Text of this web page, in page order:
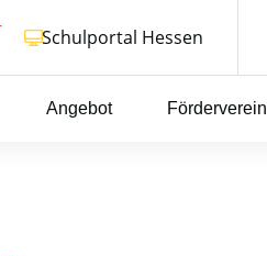
Schulportal Hessen
Angebot Förderverein